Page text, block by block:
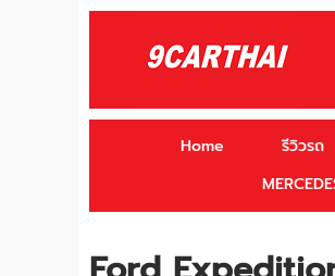
Home รีวิวรถ